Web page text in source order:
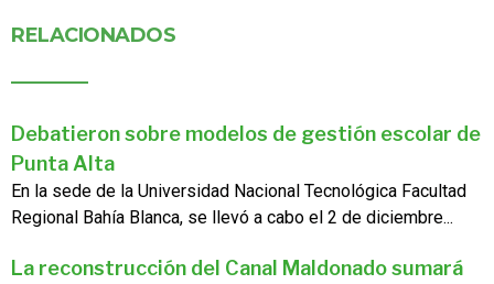
RELACIONADOS
Debatieron sobre modelos de gestión escolar de
Punta Alta
En la sede de la Universidad Nacional Tecnológica Facultad
Regional Bahía Blanca, se llevó a cabo el 2 de diciembre...
La reconstrucción del Canal Maldonado sumará